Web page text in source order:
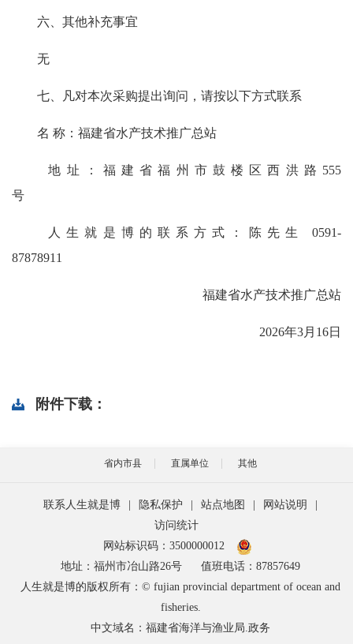
六、其他补充事宜
无
七、凡对本次采购提出询问，请按以下方式联系
名 称：福建省水产技术推广总站
地址：福建省福州市鼓楼区西洪路555
号
人生就是博的联系方式：陈先生 0591-
87878911
福建省水产技术推广总站
2026年3月16日
附件下载：
省内市县 直属单位 其他
联系人生就是博 隐私保护 站点地图 网站说明
访问统计
网站标识码：3500000012
地址：福州市冶山路26号
值班电话：87857649
人生就是博的版权所有：© fujian provincial department of ocean and
fisheries.
中文域名：福建省海洋与渔业局.政务